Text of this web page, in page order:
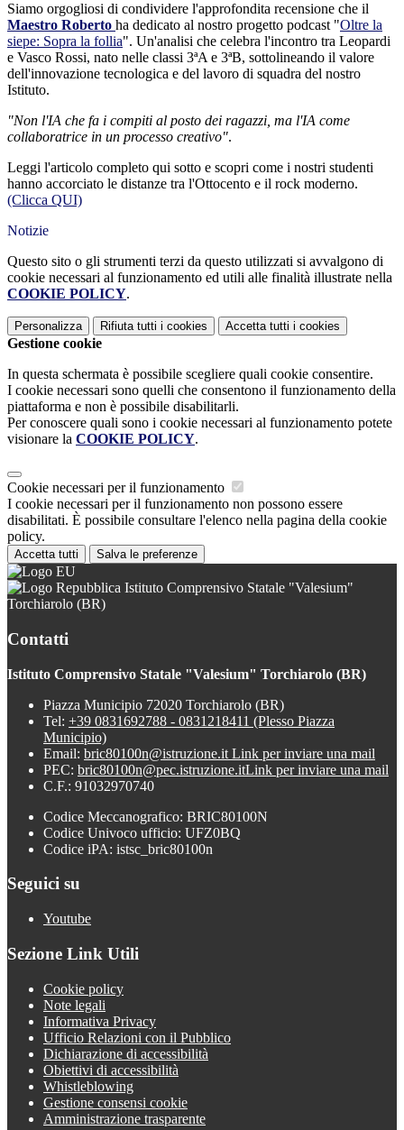
Siamo orgogliosi di condividere l'approfondita recensione che il
Maestro Roberto ha dedicato al nostro progetto podcast "Oltre la
siepe: Sopra la follia". Un'analisi che celebra l'incontro tra Leopardi
e Vasco Rossi, nato nelle classi 3ªA e 3ªB, sottolineando il valore
dell'innovazione tecnologica e del lavoro di squadra del nostro
Istituto.
"Non l'IA che fa i compiti al posto dei ragazzi, ma l'IA come
collaboratrice in un processo creativo".
Leggi l'articolo completo qui sotto e scopri come i nostri studenti
hanno accorciato le distanze tra l'Ottocento e il rock moderno.
(Clicca QUI)
Notizie
Questo sito o gli strumenti terzi da questo utilizzati si avvalgono di
cookie necessari al funzionamento ed utili alle finalità illustrate nella
COOKIE POLICY.
Personalizza Rifiuta tutti i cookies Accetta tutti i cookies
Gestione cookie
In questa schermata è possibile scegliere quali cookie consentire.
I cookie necessari sono quelli che consentono il funzionamento della
piattaforma e non è possibile disabilitarli.
Per conoscere quali sono i cookie necessari al funzionamento potete
visionare la COOKIE POLICY.
Cookie necessari per il funzionamento
I cookie necessari per il funzionamento non possono essere
disabilitati. È possibile consultare l'elenco nella pagina della cookie
policy.
Accetta tutti Salva le preferenze
Istituto Comprensivo Statale "Valesium"
Torchiarolo (BR)
Contatti
Istituto Comprensivo Statale "Valesium" Torchiarolo (BR)
Piazza Municipio 72020 Torchiarolo (BR)
Tel: +39 0831692788 - 0831218411 (Plesso Piazza
Municipio)
Email: bric80100n@istruzione.it Link per inviare una mail
PEC: bric80100n@pec.istruzione.itLink per inviare una mail
C.F.: 91032970740
Codice Meccanografico: BRIC80100N
Codice Univoco ufficio: UFZ0BQ
Codice iPA: istsc_bric80100n
Seguici su
Youtube
Sezione Link Utili
Cookie policy
Note legali
Informativa Privacy
Ufficio Relazioni con il Pubblico
Dichiarazione di accessibilità
Obiettivi di accessibilità
Whistleblowing
Gestione consensi cookie
Amministrazione trasparente